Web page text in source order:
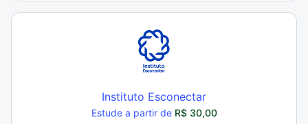
Instituto Esconectar
Estude a partir de R$ 30,00